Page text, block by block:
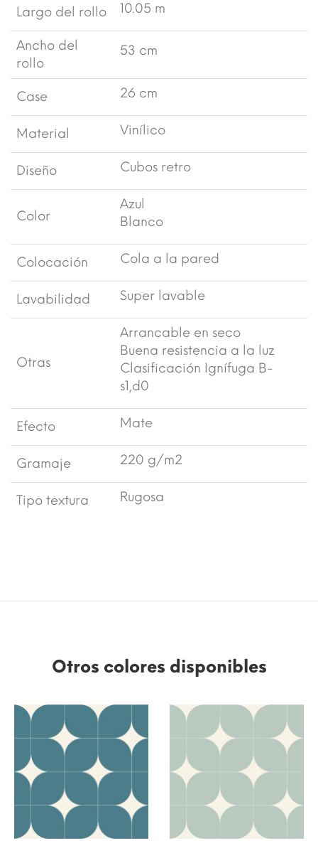
Largo del rollo 10.05 m
Ancho del
rollo
53 cm
Case 26 cm
Material Vinílico
Diseño Cubos retro
Color
Azul
Blanco
Colocación Cola a la pared
Lavabilidad Super lavable
Otras
Arrancable en seco
Buena resistencia a la luz
Clasificación Ignífuga B-
s1,d0
Efecto Mate
Gramaje 220 g/m2
Tipo textura Rugosa
Otros colores disponibles